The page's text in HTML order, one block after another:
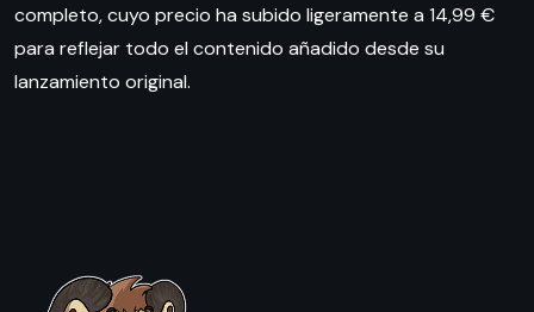
completo, cuyo precio ha subido ligeramente a 14,99 €
para reflejar todo el contenido añadido desde su
lanzamiento original.